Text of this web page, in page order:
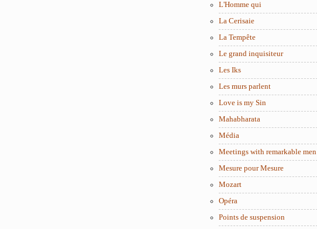
L'Homme qui
La Cerisaie
La Tempête
Le grand inquisiteur
Les Iks
Les murs parlent
Love is my Sin
Mahabharata
Média
Meetings with remarkable men
Mesure pour Mesure
Mozart
Opéra
Points de suspension